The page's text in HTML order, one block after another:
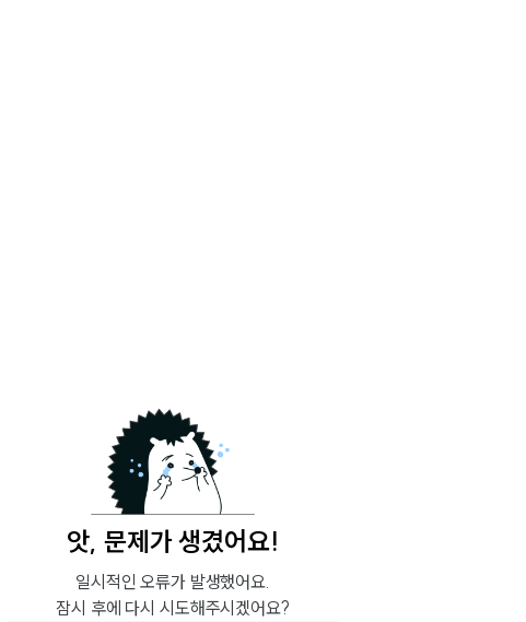
앗, 문제가 생겼어요!
일시적인 오류가 발생했어요.
잠시 후에 다시 시도해주시겠어요?